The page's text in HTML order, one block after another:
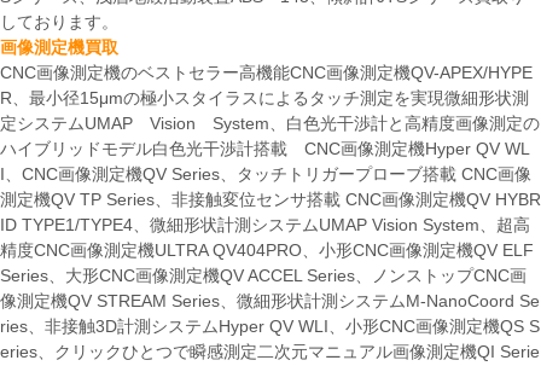
しております。
画像測定機買取
CNC画像測定機のベストセラー高機能CNC画像測定機QV-APEX/HYPE
R、最小径15μmの極小スタイラスによるタッチ測定を実現微細形状測
定システムUMAP Vision System、白色光干渉計と高精度画像測定の
ハイブリッドモデル白色光干渉計搭載 CNC画像測定機Hyper QV WL
I、CNC画像測定機QV Series、タッチトリガープローブ搭載 CNC画像
測定機QV TP Series、非接触変位センサ搭載 CNC画像測定機QV HYBR
ID TYPE1/TYPE4、微細形状計測システムUMAP Vision System、超高
精度CNC画像測定機ULTRA QV404PRO、小形CNC画像測定機QV ELF
Series、大形CNC画像測定機QV ACCEL Series、ノンストップCNC画
像測定機QV STREAM Series、微細形状計測システムM-NanoCoord Se
ries、非接触3D計測システムHyper QV WLI、小形CNC画像測定機QS S
eries、クリックひとつで瞬感測定二次元マニュアル画像測定機QI Serie